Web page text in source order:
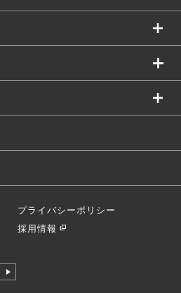
プライバシーポリシー
採用情報